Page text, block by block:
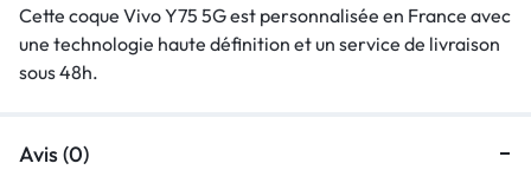
Cette coque Vivo Y75 5G est personnalisée en France avec
une technologie haute définition et un service de livraison
sous 48h.
Avis (0)